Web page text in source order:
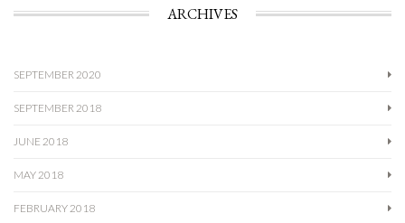
ARCHIVES
SEPTEMBER 2020
SEPTEMBER 2018
JUNE 2018
MAY 2018
FEBRUARY 2018